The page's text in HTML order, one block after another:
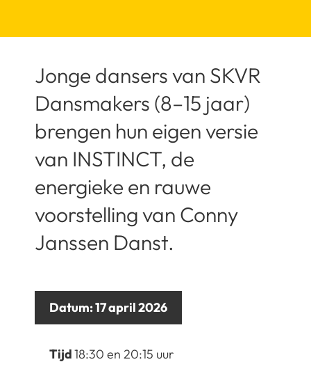
Jonge dansers van SKVR
Dansmakers (8–15 jaar)
brengen hun eigen versie
van INSTINCT, de
energieke en rauwe
voorstelling van Conny
Janssen Danst.
Datum:17 april 2026
Tijd18:30 en 20:15 uur